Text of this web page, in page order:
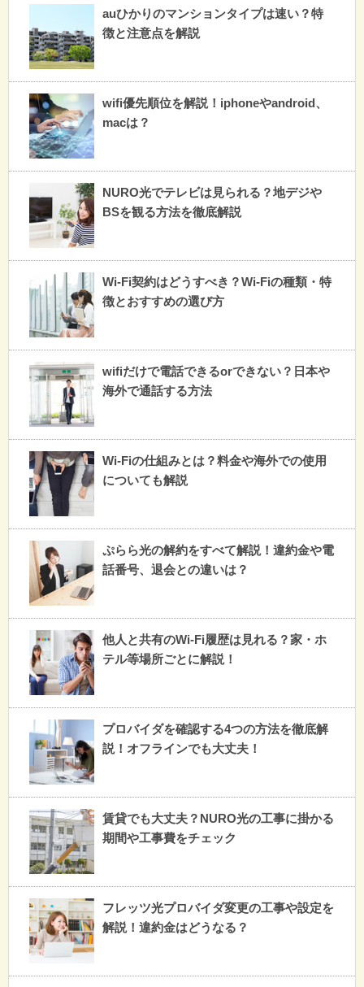
auひかりのマンションタイプは速い？特
徴と注意点を解説
wifi優先順位を解説！iphoneやandroid、
macは？
NURO光でテレビは見られる？地デジや
BSを観る方法を徹底解説
Wi-Fi契約はどうすべき？Wi-Fiの種類・特
徴とおすすめの選び方
wifiだけで電話できるorできない？日本や
海外で通話する方法
Wi-Fiの仕組みとは？料金や海外での使用
についても解説
ぷらら光の解約をすべて解説！違約金や電
話番号、退会との違いは？
他人と共有のWi-Fi履歴は見れる？家・ホ
テル等場所ごとに解説！
プロバイダを確認する4つの方法を徹底解
説！オフラインでも大丈夫！
賃貸でも大丈夫？NURO光の工事に掛かる
期間や工事費をチェック
フレッツ光プロバイダ変更の工事や設定を
解説！違約金はどうなる？